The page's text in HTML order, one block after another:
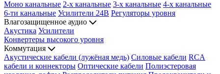
Моно канальные 2-х канальные 3-х канальные 4-х канальные
6-ти канальные Усилители 24В Регуляторы уровня
Влагозащищенное аудио
Акустика Усилители
Конвертеры высокого уровня
Коммутация
Акустические кабели (лужёная медь) Силовые кабели RCA
кабели и коннекторы Оптические кабели Полиэстеровая